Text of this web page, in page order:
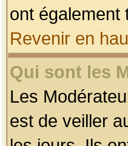
ont également
Revenir en
Qui sont les
Les
est de veiller